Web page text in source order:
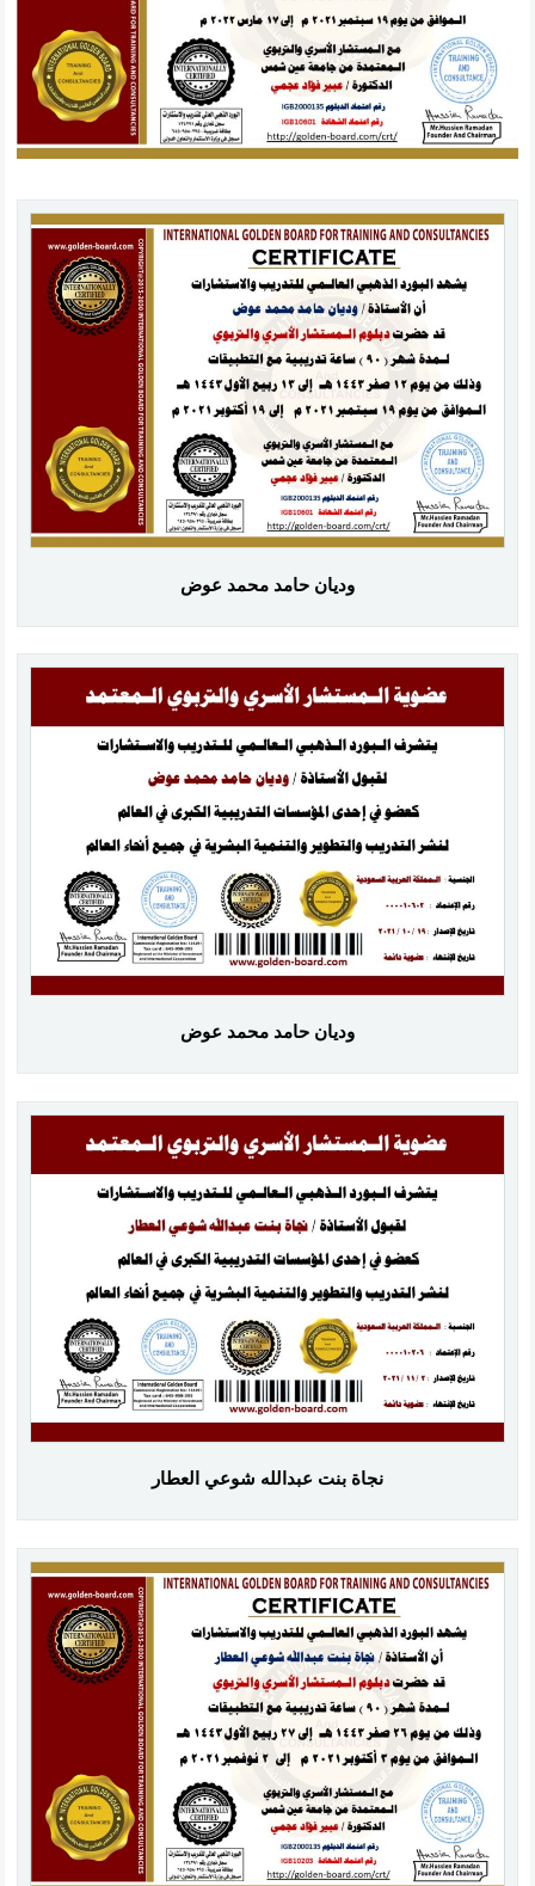
وديان حامد محمد عوض
وديان حامد محمد عوض
نجاة بنت عبدالله شوعي العطار